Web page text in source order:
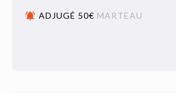
ADJUGÉ 50€ MARTEAU